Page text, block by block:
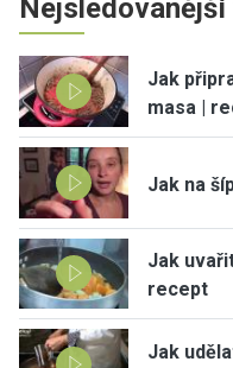
Jak
masa |
Jak na
Jak
recept
Jak